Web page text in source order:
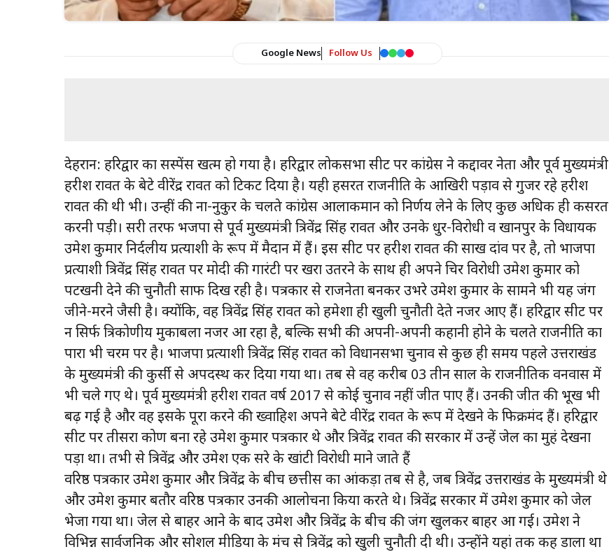
Google News Follow Us
देहरादून: हरिद्वार का सस्पेंस खत्म हो गया है। हरिद्वार लोकसभा सीट पर कांग्रेस ने कद्दावर नेता और पूर्व मुख्यमंत्री
हरीश रावत के बेटे वीरेंद्र रावत को टिकट दिया है। यही हसरत राजनीति के आखिरी पड़ाव से गुजर रहे हरीश
रावत की थी भी। उन्हीं की ना-नुकुर के चलते कांग्रेस आलाकमान को निर्णय लेने के लिए कुछ अधिक ही कसरत
करनी पड़ी। दूसरी तरफ भजपा से पूर्व मुख्यमंत्री त्रिवेंद्र सिंह रावत और उनके धुर-विरोधी व खानपुर के विधायक
उमेश कुमार निर्दलीय प्रत्याशी के रूप में मैदान में हैं। इस सीट पर हरीश रावत की साख दांव पर है, तो भाजपा
प्रत्याशी त्रिवेंद्र सिंह रावत पर मोदी की गारंटी पर खरा उतरने के साथ ही अपने चिर विरोधी उमेश कुमार को
पटखनी देने की चुनौती साफ दिख रही है। पत्रकार से राजनेता बनकर उभरे उमेश कुमार के सामने भी यह जंग
जीने-मरने जैसी है। क्योंकि, वह त्रिवेंद्र सिंह रावत को हमेशा ही खुली चुनौती देते नजर आए हैं। हरिद्वार सीट पर
न सिर्फ त्रिकोणीय मुकाबला नजर आ रहा है, बल्कि सभी की अपनी-अपनी कहानी होने के चलते राजनीति का
पारा भी चरम पर है। भाजपा प्रत्याशी त्रिवेंद्र सिंह रावत को विधानसभा चुनाव से कुछ ही समय पहले उत्तराखंड
के मुख्यमंत्री की कुर्सी से अपदस्थ कर दिया गया था। तब से वह करीब 03 तीन साल के राजनीतिक वनवास में
भी चले गए थे। पूर्व मुख्यमंत्री हरीश रावत वर्ष 2017 से कोई चुनाव नहीं जीत पाए हैं। उनकी जीत की भूख भी
बढ़ गई है और वह इसके पूरा करने की ख्वाहिश अपने बेटे वीरेंद्र रावत के रूप में देखने के फिक्रमंद हैं। हरिद्वार
सीट पर तीसरा कोण बना रहे उमेश कुमार पत्रकार थे और त्रिवेंद्र रावत की सरकार में उन्हें जेल का मुहं देखना
पड़ा था। तभी से त्रिवेंद्र और उमेश एक दूसरे के खांटी विरोधी माने जाते हैं
वरिष्ठ पत्रकार उमेश कुमार और त्रिवेंद्र के बीच छत्तीस का आंकड़ा तब से है, जब त्रिवेंद्र उत्तराखंड के मुख्यमंत्री थे
और उमेश कुमार बतौर वरिष्ठ पत्रकार उनकी आलोचना किया करते थे। त्रिवेंद्र सरकार में उमेश कुमार को जेल
भेजा गया था। जेल से बाहर आने के बाद उमेश और त्रिवेंद्र के बीच की जंग खुलकर बाहर आ गई। उमेश ने
विभिन्न सार्वजनिक और सोशल मीडिया के मंच से त्रिवेंद्र को खुली चुनौती दी थी। उन्होंने यहां तक कह डाला था